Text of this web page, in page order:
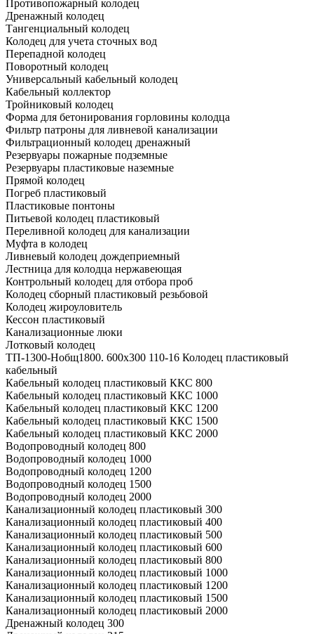
Противопожарный колодец
Дренажный колодец
Тангенциальный колодец
Колодец для учета сточных вод
Перепадной колодец
Поворотный колодец
Универсальный кабельный колодец
Кабельный коллектор
Тройниковый колодец
Форма для бетонирования горловины колодца
Фильтр патроны для ливневой канализации
Фильтрационный колодец дренажный
Резервуары пожарные подземные
Резервуары пластиковые наземные
Прямой колодец
Погреб пластиковый
Пластиковые понтоны
Питьевой колодец пластиковый
Переливной колодец для канализации
Муфта в колодец
Ливневый колодец дождеприемный
Лестница для колодца нержавеющая
Контрольный колодец для отбора проб
Колодец сборный пластиковый резьбовой
Колодец жироуловитель
Кессон пластиковый
Канализационные люки
Лотковый колодец
ТП-1300-Hобщ1800. 600х300 110-16 Колодец пластиковый
кабельный
Кабельный колодец пластиковый ККС 800
Кабельный колодец пластиковый ККС 1000
Кабельный колодец пластиковый ККС 1200
Кабельный колодец пластиковый ККС 1500
Кабельный колодец пластиковый ККС 2000
Водопроводный колодец 800
Водопроводный колодец 1000
Водопроводный колодец 1200
Водопроводный колодец 1500
Водопроводный колодец 2000
Канализационный колодец пластиковый 300
Канализационный колодец пластиковый 400
Канализационный колодец пластиковый 500
Канализационный колодец пластиковый 600
Канализационный колодец пластиковый 800
Канализационный колодец пластиковый 1000
Канализационный колодец пластиковый 1200
Канализационный колодец пластиковый 1500
Канализационный колодец пластиковый 2000
Дренажный колодец 300